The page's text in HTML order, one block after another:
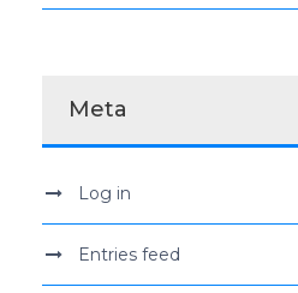
Meta
Log in
Entries feed